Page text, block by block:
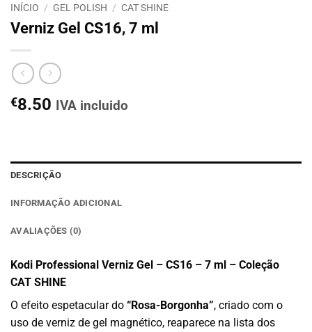
INÍCIO / GEL POLISH / CAT SHINE
Verniz Gel CS16, 7 ml
€8.50 IVA incluido
DESCRIÇÃO
INFORMAÇÃO ADICIONAL
AVALIAÇÕES (0)
Kodi Professional Verniz Gel – CS16 – 7 ml – Coleção
CAT SHINE
O efeito espetacular do “Rosa-Borgonha”, criado com o
uso de verniz de gel magnético, reaparece na lista dos